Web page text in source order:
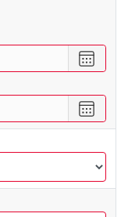
met
een
vanaf
een
tot
en
met